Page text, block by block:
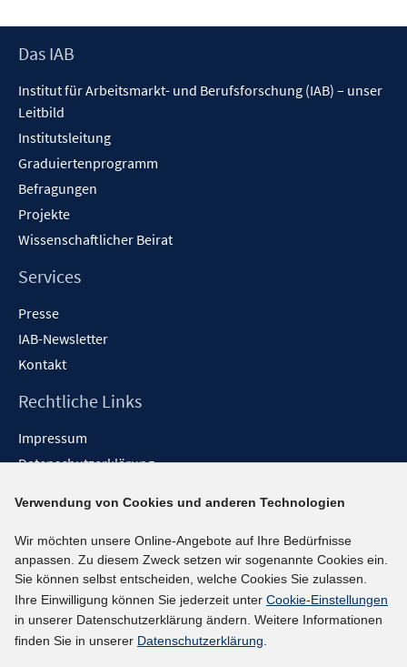
Footer
Das IAB
Institut für Arbeitsmarkt- und Berufsforschung (IAB) – unser
Leitbild
Institutsleitung
Graduiertenprogramm
Befragungen
Projekte
Wissenschaftlicher Beirat
Services
Presse
IAB-Newsletter
Kontakt
Rechtliche Links
Impressum
Datenschutzerklärung
Barrieren melden
Social-Media-Kanäle
BlueSky
YouTube
LinkedIn
Verwendung von Cookies und anderen Technologien
Wir möchten unsere Online-Angebote auf Ihre Bedürfnisse
anpassen. Zu diesem Zweck setzen wir sogenannte Cookies ein.
Sie können selbst entscheiden, welche Cookies Sie zulassen.
Ihre Einwilligung können Sie jederzeit unter Cookie-Einstellungen
in unserer Datenschutzerklärung ändern. Weitere Informationen
finden Sie in unserer Datenschutzerklärung.